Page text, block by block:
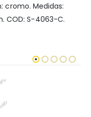
cromo. Medidas:
COD: S-4063-C.